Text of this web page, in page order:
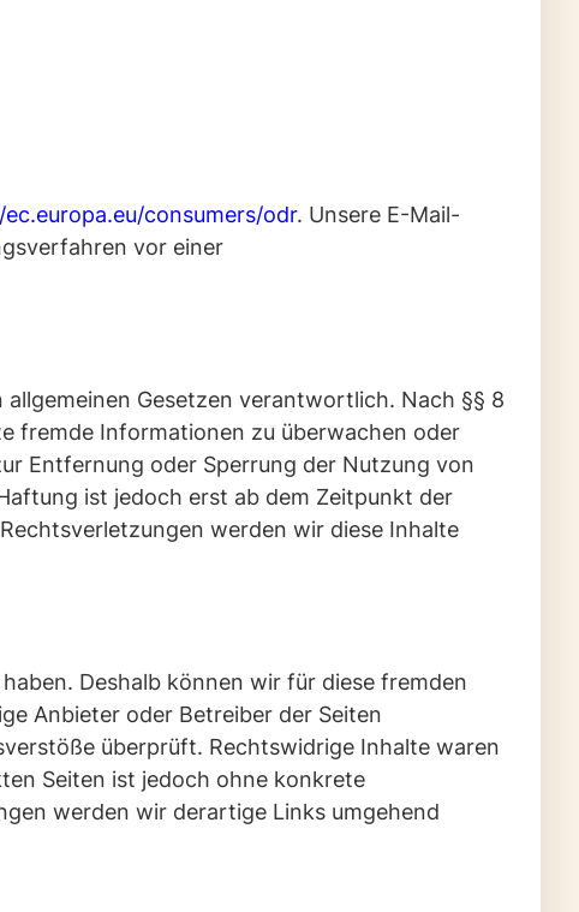
consumers/odr. Unsere E-Mail-
vor einer
Gesetzen verantwortlich. Nach §§ 8
fremde Informationen zu überwachen oder
Entfernung oder Sperrung der Nutzung von
ist jedoch erst ab dem Zeitpunkt der
werden wir diese Inhalte
Deshalb können wir für diese fremden
Anbieter oder Betreiber der Seiten
überprüft. Rechtswidrige Inhalte waren
Seiten ist jedoch ohne konkrete
werden wir derartige Links umgehend